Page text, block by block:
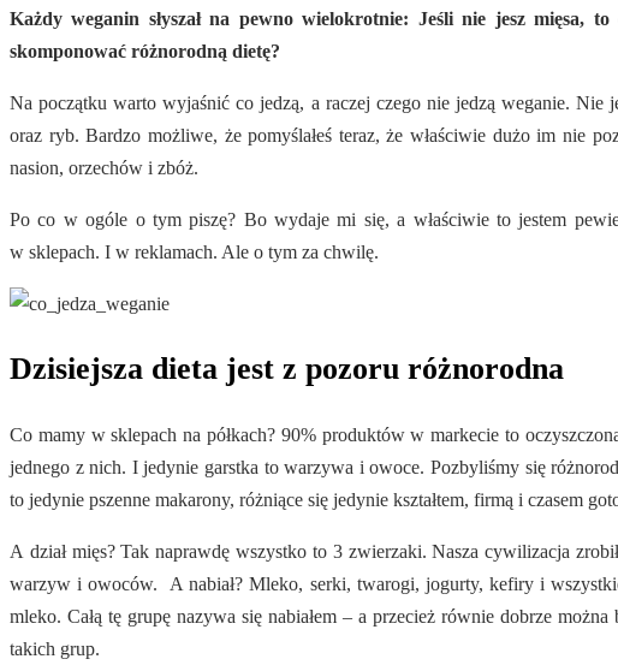
Każdy weganin słyszał na pewno wielokrotnie: Jeśli nie jesz mięsa,
skomponować różnorodną dietę?
Na początku warto wyjaśnić co jedzą, a raczej czego nie jedzą weganie.
oraz ryb. Bardzo możliwe, że pomyślałeś teraz, że właściwie dużo im nie
nasion, orzechów i zbóż.
Po co w ogóle o tym piszę? Bo wydaje mi się, a właściwie to jestem
w sklepach. I w reklamach. Ale o tym za chwilę.
Dzisiejsza dieta jest z pozoru różnorodna
Co mamy w sklepach na półkach? 90% produktów w markecie to
jednego z nich. I jedynie garstka to warzywa i owoce. Pozbyliśmy się
to jedynie pszenne makarony, różniące się jedynie kształtem, firmą i czasem
A dział mięs? Tak naprawdę wszystko to 3 zwierzaki. Nasza cywilizacja
warzyw i owoców. A nabiał? Mleko, serki, twarogi, jogurty, kefiry i
mleko. Całą tę grupę nazywa się nabiałem – a przecież równie dobrze
takich grup.